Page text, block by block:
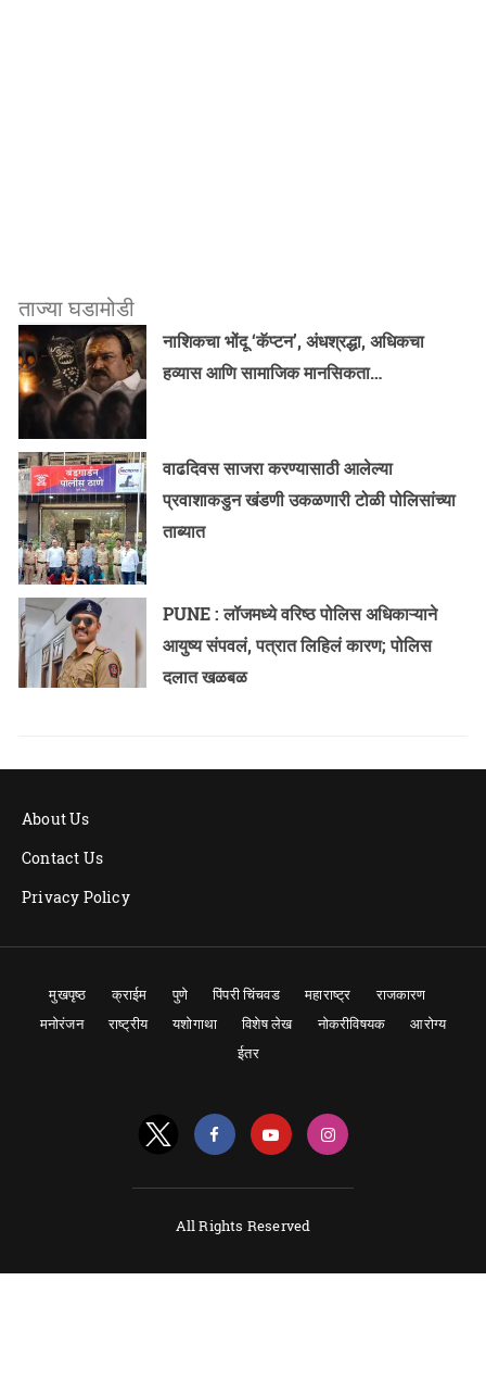
ताज्या घडामोडी
नाशिकचा भोंदू ‘कॅप्टन’, अंधश्रद्धा, अधिकचा
हव्यास आणि सामाजिक मानसिकता…
वाढदिवस साजरा करण्यासाठी आलेल्या
प्रवाशाकडुन खंडणी उकळणारी टोळी पोलिसांच्या
ताब्यात
PUNE : लॉजमध्ये वरिष्ठ पोलिस अधिकाऱ्याने
आयुष्य संपवलं, पत्रात लिहिलं कारण; पोलिस
दलात खळबळ
About Us
Contact Us
Privacy Policy
मुखपृष्ठ क्राईम पुणे पिंपरी चिंचवड महाराष्ट्र
राजकारण
मनोरंजन
राष्ट्रीय यशोगाथा विशेष लेख नोकरीविषयक
आरोग्य
ईतर
All Rights Reserved